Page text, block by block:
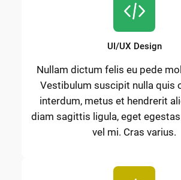
UI/UX Design
Nullam dictum felis eu pede
Vestibulum suscipit nulla quis
interdum, metus et hendrerit
diam sagittis ligula, eget
vel mi. Cras varius.